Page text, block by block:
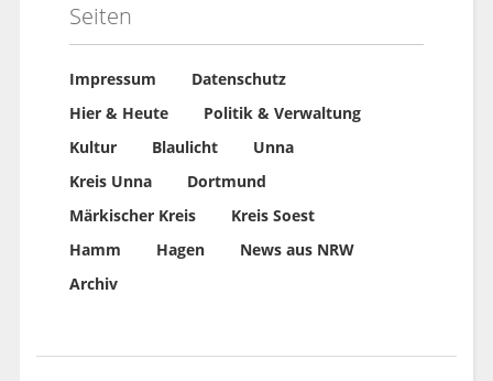
Seiten
Impressum
Datenschutz
Hier & Heute
Politik & Verwaltung
Kultur
Blaulicht
Unna
Kreis Unna
Dortmund
Märkischer Kreis
Kreis Soest
Hamm
Hagen
News aus NRW
Archiv